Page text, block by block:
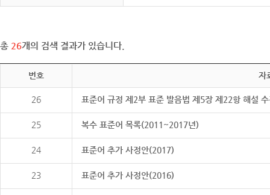
총 26개의 검색 결과가 있습니다.
번호 자
26 표준어 규정 제2부 표준 발음법 제5장 제22항 해설
25 복수 표준어 목록(2011~2017년)
24 표준어 추가 사정안(2017)
23 표준어 추가 사정안(2016)